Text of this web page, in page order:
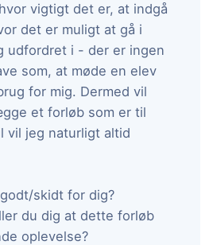
vigtigt det er, at indgå
det er muligt at gå i
udfordret i - der er ingen
som, at møde en elev
for mig. Dermed vil
et forløb som er til
vil jeg naturligt altid
skidt for dig?
du dig at dette forløb
oplevelse?